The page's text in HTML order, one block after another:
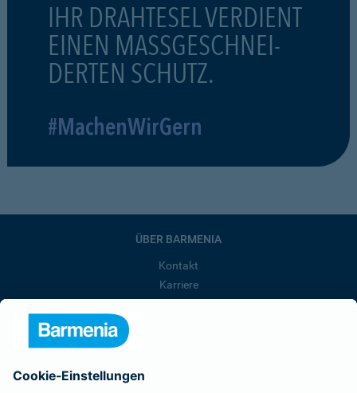
IHR DRAHTESEL VERDIENT
EINEN MASSGESCHNEI-
DERTEN SCHUTZ.
#MachenWirGern
ÜBER BARMENIA
Kontakt
Karriere
Barmenia ist Teil der BarmeniaGothaer